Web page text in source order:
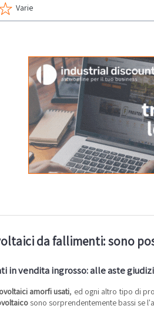
Varie
da fallimenti: sono
in vendita ingrosso: alle aste
amorfi usati, ed ogni altro tipo di
sono sorprendentemente bassi se